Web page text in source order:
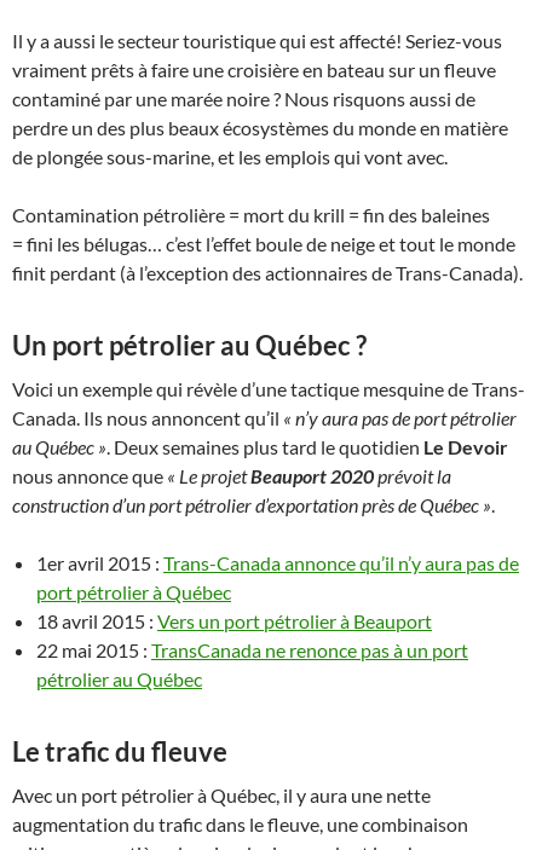
Il y a aussi le secteur touristique qui est affecté! Seriez-vous
vraiment prêts à faire une croisière en bateau sur un fleuve
contaminé par une marée noire ? Nous risquons aussi de
perdre un des plus beaux écosystèmes du monde en matière
de plongée sous-marine, et les emplois qui vont avec.
Contamination pétrolière = mort du krill = fin des baleines
= fini les bélugas… c’est l’effet boule de neige et tout le monde
finit perdant (à l’exception des actionnaires de Trans-Canada).
Un port pétrolier au Québec ?
Voici un exemple qui révèle d’une tactique mesquine de Trans-
Canada. Ils nous annoncent qu’il « n’y aura pas de port pétrolier
au Québec ». Deux semaines plus tard le quotidien Le Devoir
nous annonce que « Le projetBeauport 2020prévoit la
construction d’un port pétrolier d’exportation près de Québec ».
1er avril 2015 : Trans-Canada annonce qu’il n’y aura pas de
port pétrolier à Québec
18 avril 2015 : Vers un port pétrolier à Beauport
22 mai 2015 : TransCanada ne renonce pas à un port
pétrolier au Québec
Le trafic du fleuve
Avec un port pétrolier à Québec, il y aura une nette
augmentation du trafic dans le fleuve, une combinaison